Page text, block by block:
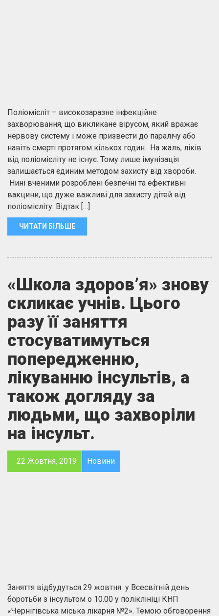
Поліомієліт – високозаразне інфекційне
захворювання, що викликане вірусом, який вражає
нервову систему і може призвести до паралічу або
навіть смерті протягом кількох годин. На жаль, ліків
від поліомієліту не існує. Тому лише імунізація
залишається єдиним методом захисту від хвороби.
Нині вченими розроблені безпечні та ефективні
вакцини, що дуже важливі для захисту дітей від
поліомієліту. Відтак […]
ЧИТАТИ БІЛЬШЕ
«Школа здоров’я» знову
скликає учнів. Цього
разу її заняття
стосуватимуться
попередженню,
лікуванню інсультів, а
також догляду за
людьми, що захворіли
на інсульт.
22 Жовтня, 2019 Новини
Заняття відбудуться 29 жовтня у Всесвітній день
боротьби з інсультом о 10.00 у поліклініці КНП
«Чернігівська міська лікарня №2». Темою обговорення